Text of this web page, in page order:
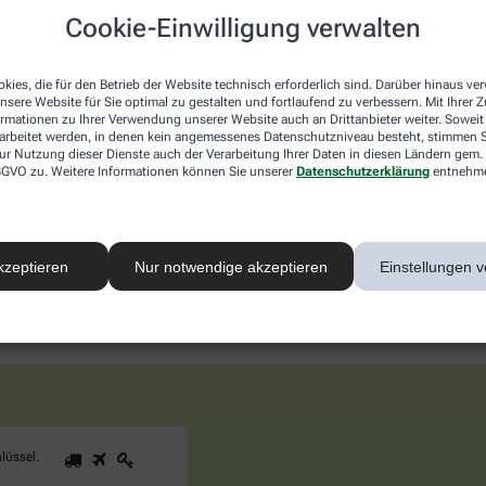
Cookie-Einwilligung verwalten
die für den Betrieb der Website technisch erforderlich sind. Darüber hinaus
Website für Sie optimal zu gestalten und fortlaufend zu verbessern. Mit Ihrer
zu Ihrer Verwendung unserer Website auch an Drittanbieter weiter. Soweit
werden, in denen kein angemessenes Datenschutzniveau besteht, stimmen
Nutzung dieser Dienste auch der Verarbeitung Ihrer Daten in diesen Ländern
zu. Weitere Informationen können Sie unserer Datenschutzerklärung
Nur notwendige akzeptieren Einstellungen
sich dieser, kann das zu Schwindel führen. Besonders
Sonne, Wind und Regen. Dann muss sich der Körper
und Bluthochdruck leiden, sind in der Regel stärker von
Wechselduschen macht und in die Sauna geht, kann
sichern Sie sich Ihren 10% Gutschein* für unsere
.
Sie
1 2